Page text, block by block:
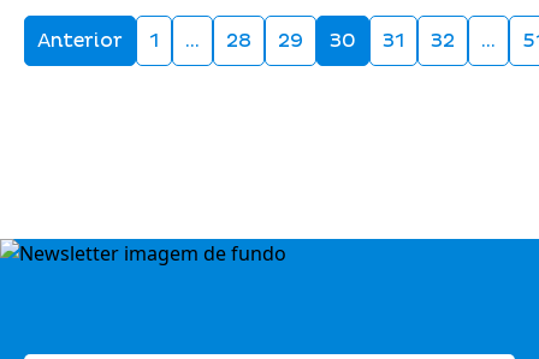
Anterior 1 … 28 29 30 31 32 …